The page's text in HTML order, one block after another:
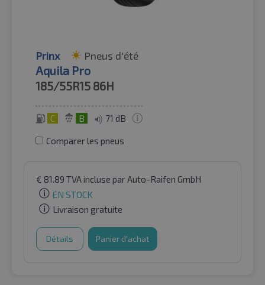
Prinx Pneus d'été
Aquila Pro
185/55R15 86H
C B 71 dB
Comparer les pneus
€ 81.89 TVA incluse par Auto-Raifen GmbH
EN STOCK
Livraison gratuite
Détails Panier d'achat